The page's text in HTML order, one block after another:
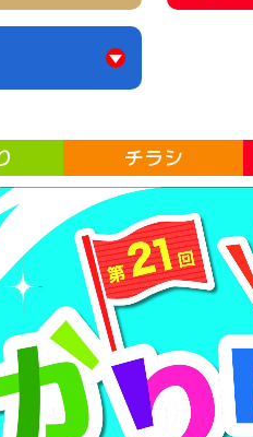
チラシ